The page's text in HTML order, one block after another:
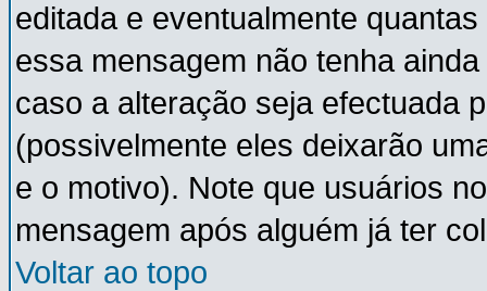
editada e eventualmente
essa mensagem não tenha
caso a alteração seja efectuada
(possivelmente eles deixarão
e o motivo). Note que usuários
mensagem após alguém já ter
Voltar ao topo